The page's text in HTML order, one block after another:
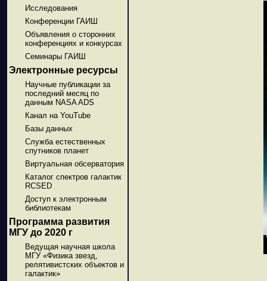
Исследования
Конференции ГАИШ
Объявления о сторонних
конференциях и конкурсах
Семинары ГАИШ
Электронные ресурсы
Научные публикации за
последний месяц по
данным NASA ADS
Канал на YouTube
Базы данных
Служба естественных
спутников планет
Виртуальная обсерватория
Каталог спектров галактик
RCSED
Доступ к электронным
библиотекам
Программа развития
МГУ до 2020 г
Ведущая научная школа
МГУ «Физика звезд,
релятивистских объектов и
галактик»